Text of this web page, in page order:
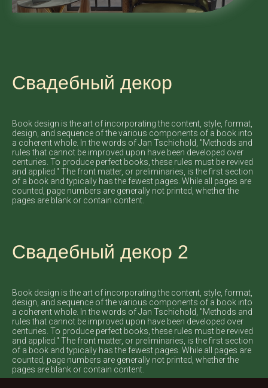
Свадебный декор
Book design is the art of incorporating the content, style, format,
design, and sequence of the various components of a book into
a coherent whole. In the words of Jan Tschichold, "Methods and
rules that cannot be improved upon have been developed over
centuries. To produce perfect books, these rules must be revived
and applied." The front matter, or preliminaries, is the first section
of a book and typically has the fewest pages. While all pages are
counted, page numbers are generally not printed, whether the
pages are blank or contain content.
Свадебный декор 2
Book design is the art of incorporating the content, style, format,
design, and sequence of the various components of a book into
a coherent whole. In the words of Jan Tschichold, "Methods and
rules that cannot be improved upon have been developed over
centuries. To produce perfect books, these rules must be revived
and applied." The front matter, or preliminaries, is the first section
of a book and typically has the fewest pages. While all pages are
counted, page numbers are generally not printed, whether the
pages are blank or contain content.